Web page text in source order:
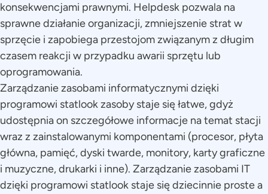
konsekwencjami prawnymi. Helpdesk pozwala na
sprawne działanie organizacji, zmniejszenie strat w
sprzęcie i zapobiega przestojom związanym z długim
czasem reakcji w przypadku awarii sprzętu lub
oprogramowania.
Zarządzanie zasobami informatycznymi dzięki
programowi statlook zasoby staje się łatwe, gdyż
udostępnia on szczegółowe informacje na temat stacji
wraz z zainstalowanymi komponentami (procesor, płyta
główna, pamięć, dyski twarde, monitory, karty graficzne
i muzyczne, drukarki i inne). Zarządzanie zasobami IT
dzięki programowi statlook staje się dziecinnie proste a